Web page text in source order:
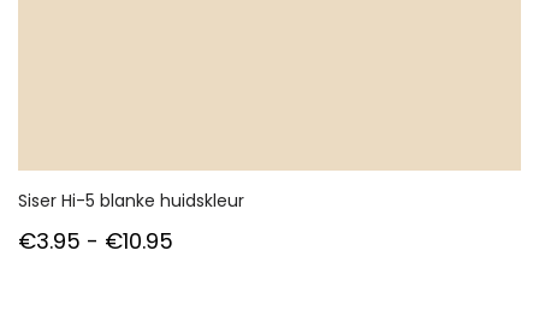
Siser Hi-5 blanke huidskleur
€3.95 - €10.95